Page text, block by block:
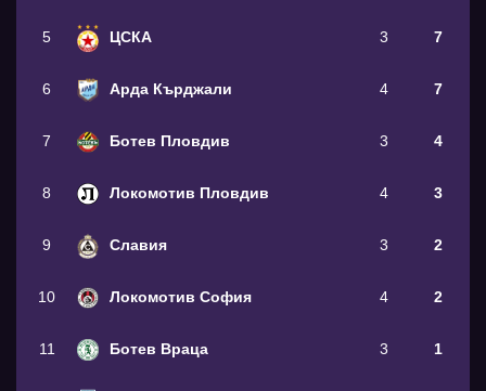
5 ЦСКА 3 7
6 Арда Кърджали 4 7
7 Ботев Пловдив 3 4
8 Локомотив Пловдив 4 3
9 Славия 3 2
10 Локомотив София 4 2
11 Ботев Враца 3 1